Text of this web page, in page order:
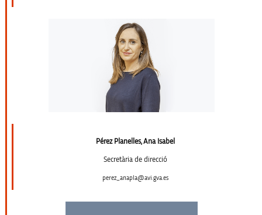
Pérez Planelles, Ana Isabel
Secretària de direcció
perez_anapla@avi.gva.es